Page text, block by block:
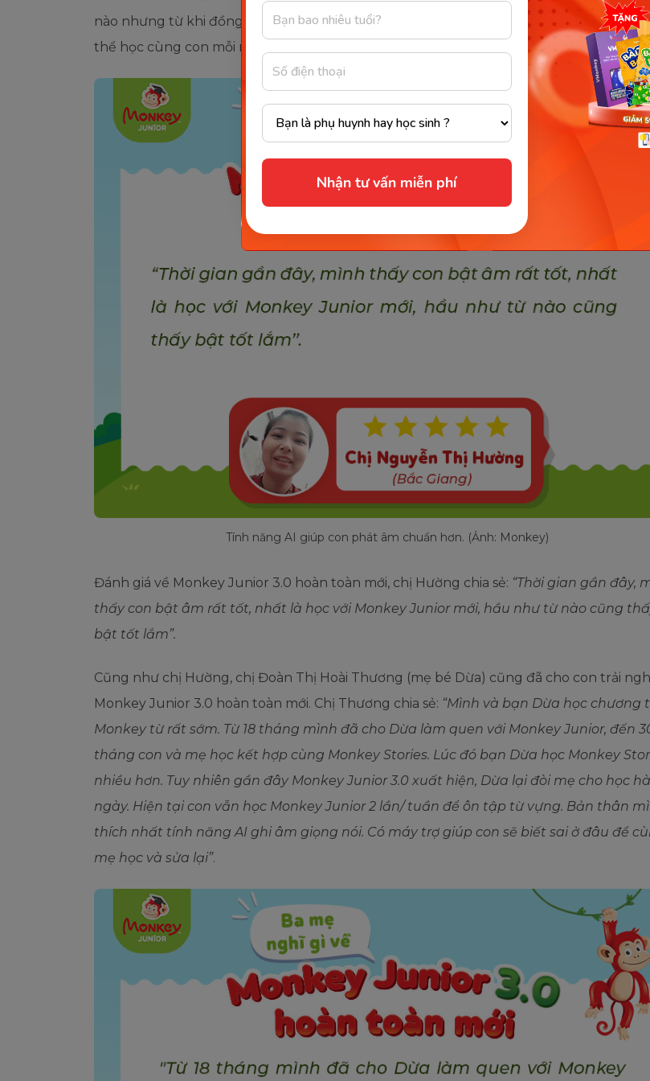
Nhận tư vấn miễn phí
nào nhưng từ khi đồng hành cùng con học Monkey, chị cũng học hát, học tiếng Anh
thể học cùng con mỗi ngày.
Tính năng AI giúp con phát âm chuẩn hơn. (Ảnh: Monkey)
Đánh giá về Monkey Junior 3.0 hoàn toàn mới, chị Hường chia sẻ: “Thời gian gần đây,
thấy con bật âm rất tốt, nhất là học với Monkey Junior mới, hầu như từ nào cũng
bật tốt lắm”.
Cũng như chị Hường, chị Đoàn Thị Hoài Thương (mẹ bé Dừa) cũng đã cho con trải
Monkey Junior 3.0 hoàn toàn mới. Chị Thương chia sẻ: “Mình và bạn Dừa học chương
Monkey từ rất sớm. Từ 18 tháng mình đã cho Dừa làm quen với Monkey Junior, đến
tháng con và mẹ học kết hợp cùng Monkey Stories. Lúc đó bạn Dừa học Monkey
nhiều hơn. Tuy nhiên gần đây Monkey Junior 3.0 xuất hiện, Dừa lại đòi mẹ cho học
ngày. Hiện tại con vẫn học Monkey Junior 2 lần/ tuần để ôn tập từ vựng. Bản thân
thích nhất tính năng AI ghi âm giọng nói. Có máy trợ giúp con sẽ biết sai ở đâu để
mẹ học và sửa lại”.